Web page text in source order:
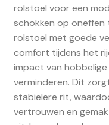
rolstoel voor een
schokken op oneffen
rolstoel met goede
comfort tijdens het
impact van
verminderen. Dit
stabielere rit,
vertrouwen en